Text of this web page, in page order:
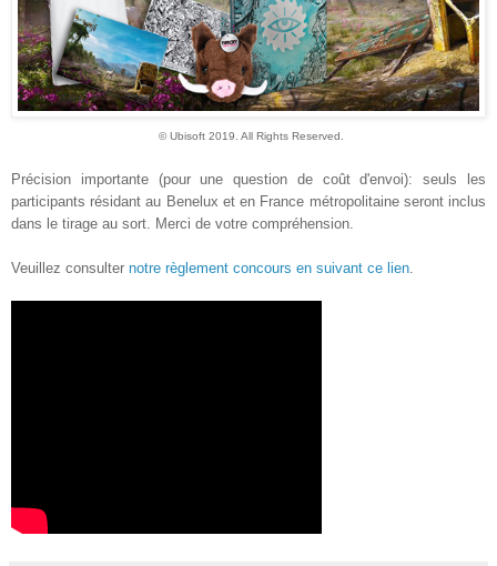
©Ubisoft 2019 . All Rights Reserved
Précision importante (pour une question de coût d'envoi): seuls les
participants résidant au Benelux et en France métropolitaine seront inclus
dans le tirage au sort. Merci de votre compréhension.
Veuillez consulter notre règlement concours en suivant ce lien